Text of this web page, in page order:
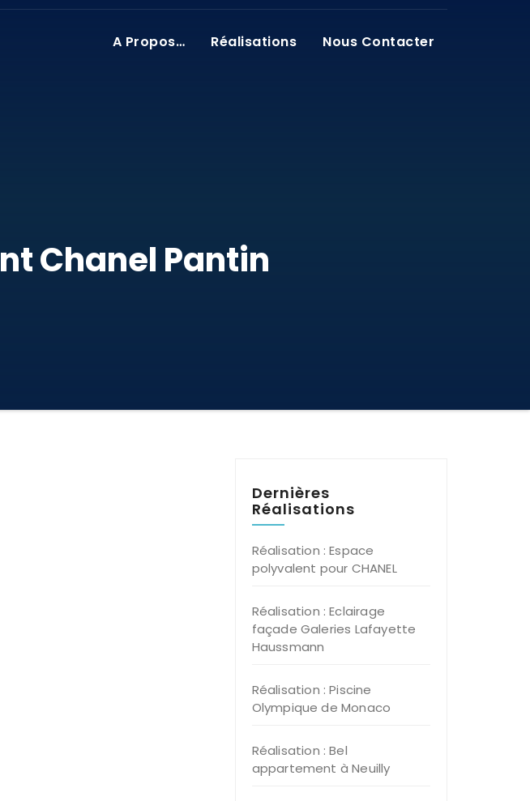
A Propos… Réalisations Nous Contacter
Chanel Pantin
Dernières
Réalisations
Réalisation : Espace
polyvalent pour CHANEL
Réalisation : Eclairage
façade Galeries Lafayette
Haussmann
Réalisation : Piscine
Olympique de Monaco
Réalisation : Bel
appartement à Neuilly